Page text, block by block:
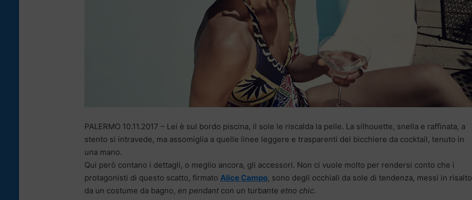
PALERMO 10.11.2017 – Lei è sul bordo piscina, il sole le riscalda la pelle. La silhouette, snella e raffinata, a
stento si intravede, ma assomiglia a quelle linee leggere e trasparenti del bicchiere da cocktail, tenuto in
una mano.
Qui però contano i dettagli, o meglio ancora, gli accessori. Non ci vuole molto per rendersi conto che i
protagonisti di questo scatto, firmato Alice Campo, sono degli occhiali da sole di tendenza, messi in risalto
da un costume da bagno, en pendant con un turbante etno chic.